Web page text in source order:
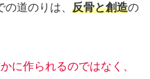
道のりは、 反骨と創造の
かに作られるのではなく、